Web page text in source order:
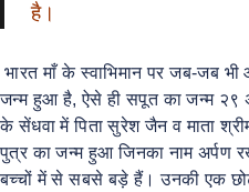
है।
भारत माँ के स्वाभिमान पर जब-जब
जन्म हुआ है, ऐसे ही सपूत का जन्म २९
के सेंधवा में पिता सुरेश जैन व माता
पुत्र का जन्म हुआ जिनका नाम अर्पण
बच्चों में से सबसे बड़े हैं। उनकी एक